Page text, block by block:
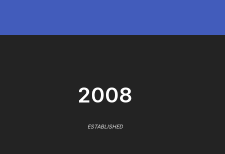
2008
ESTABLISHED